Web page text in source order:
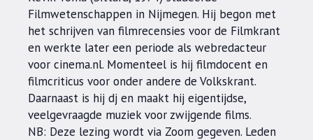
Filmwetenschappen in Nijmegen. Hij begon met
het schrijven van filmrecensies voor de Filmkrant
en werkte later een periode als webredacteur
voor cinema.nl. Momenteel is hij filmdocent en
filmcriticus voor onder andere de Volkskrant.
Daarnaast is hij dj en maakt hij eigentijdse,
veelgevraagde muziek voor zwijgende films.
NB: Deze lezing wordt via Zoom gegeven. Leden